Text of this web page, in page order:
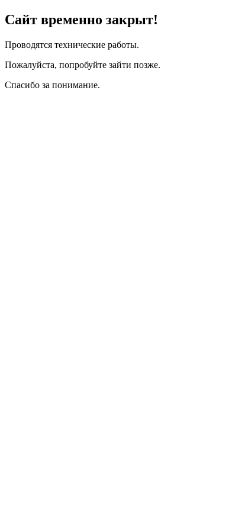
Сайт временно закрыт!
Проводятся технические работы.
Пожалуйста, попробуйте зайти позже.
Спасибо за понимание.